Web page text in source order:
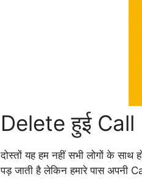
Delete हुई
दोस्तों यह हम नहीं सभी लोगों के
पड़ जाती है लेकिन हमारे पास अपनी